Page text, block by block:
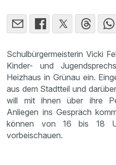
Schulbürgermeisterin Vicki
Kinder- und
Heizhaus in Grünau ein.
aus dem Stadtteil und
will mit ihnen über ihre
Anliegen ins Gespräch
können von 16 bis 18
vorbeischauen.